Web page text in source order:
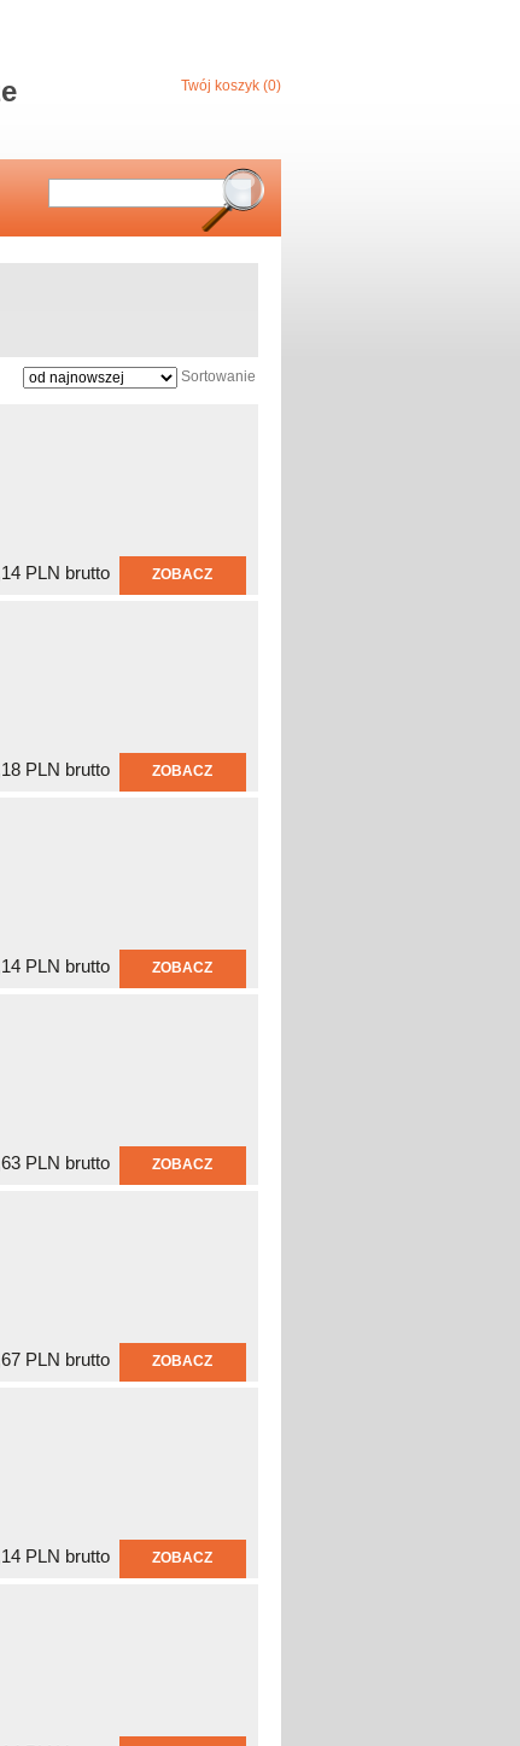
Twój koszyk (0)
Sortowanie
PLN brutto ZOBACZ
PLN brutto ZOBACZ
PLN brutto ZOBACZ
PLN brutto ZOBACZ
PLN brutto ZOBACZ
PLN brutto ZOBACZ